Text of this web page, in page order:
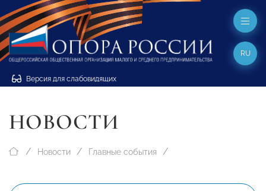
Версия для слабовидящих
RU
НОВОСТИ
Новости Главные события